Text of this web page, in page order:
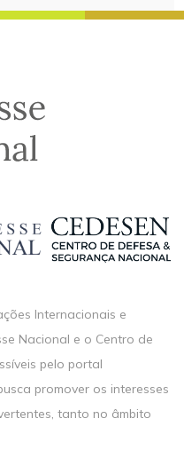
Internacionais e
Nacional e o Centro de
pelo portal
promover os interesses
tanto no âmbito